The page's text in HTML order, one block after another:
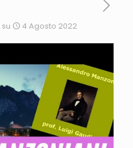
su 4 Agosto 2022